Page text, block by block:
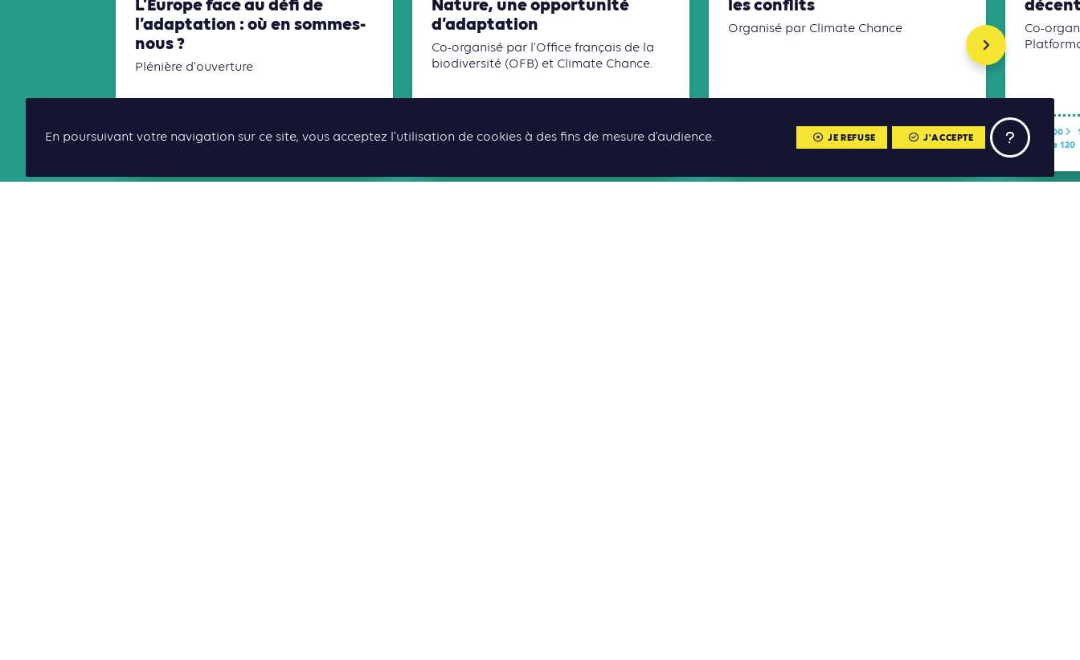
L’Europe face au défi de
l’adaptation : où en sommes-
nous ?
Plénière d'ouverture
10:00
12:30
Auditorium
Nature, une opportunité
d’adaptation
Co-organisé par l'Office français de la
biodiversité (OFB) et Climate Chance.
14:00
15:30
les conflits
Organisé par Climate Chance
Co-
14:00
Salle 120
En poursuivant votre navigation sur ce site, vous acceptez l’utilisation de cookies à des fins de mesure d’audience. JE REFUSE J'ACCEPTE